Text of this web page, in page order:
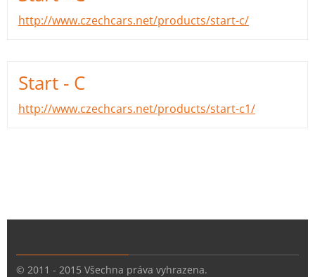
http://www.czechcars.net/products/start-c/
Start - C
http://www.czechcars.net/products/start-c1/
© 2011 - 2015 Všechna práva vyhrazena.